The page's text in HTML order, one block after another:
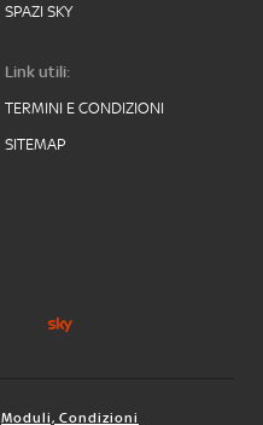
SPAZI SKY
Link utili:
TERMINI E CONDIZIONI
SITEMAP
Moduli, Condizioni